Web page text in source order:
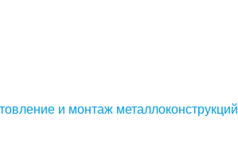
и монтаж металлоконструкций